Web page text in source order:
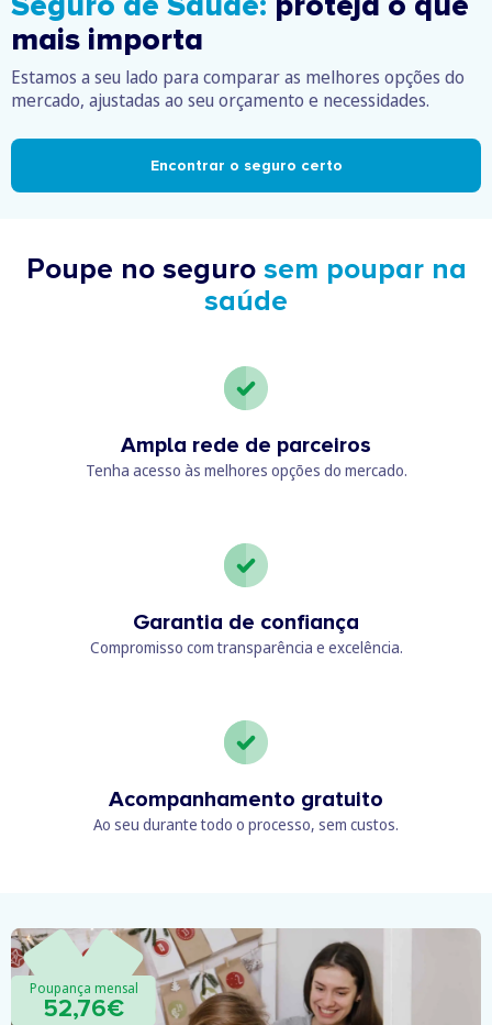
mais importa
Estamos a seu lado para comparar as melhores opções do
mercado, ajustadas ao seu orçamento e necessidades.
Encontrar o seguro certo
Poupe no seguro sem poupar na
saúde
Ampla rede de parceiros
Tenha acesso às melhores opções do mercado.
Garantia de confiança
Compromisso com transparência e excelência.
Acompanhamento gratuito
Ao seu durante todo o processo, sem custos.
52,76€
Poupança mensal